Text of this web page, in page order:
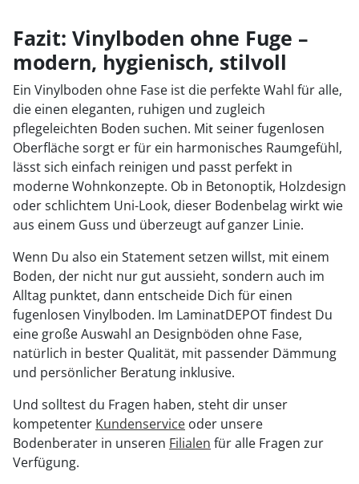
Fazit: Vinylboden ohne Fuge –
modern, hygienisch, stilvoll
Ein Vinylboden ohne Fase ist die perfekte Wahl für alle,
die einen eleganten, ruhigen und zugleich
pflegeleichten Boden suchen. Mit seiner fugenlosen
Oberfläche sorgt er für ein harmonisches Raumgefühl,
lässt sich einfach reinigen und passt perfekt in
moderne Wohnkonzepte. Ob in Betonoptik, Holzdesign
oder schlichtem Uni-Look, dieser Bodenbelag wirkt wie
aus einem Guss und überzeugt auf ganzer Linie.
Wenn Du also ein Statement setzen willst, mit einem
Boden, der nicht nur gut aussieht, sondern auch im
Alltag punktet, dann entscheide Dich für einen
fugenlosen Vinylboden. Im LaminatDEPOT findest Du
eine große Auswahl an Designböden ohne Fase,
natürlich in bester Qualität, mit passender Dämmung
und persönlicher Beratung inklusive.
Und solltest du Fragen haben, steht dir unser
kompetenter Kundenservice oder unsere
Bodenberater in unseren Filialen für alle Fragen zur
Verfügung.